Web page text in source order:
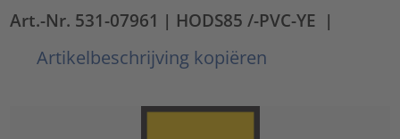
Art.-Nr. 531-07961 | HODS85 /-PVC-YE |
Artikelbeschrijving kopiëren